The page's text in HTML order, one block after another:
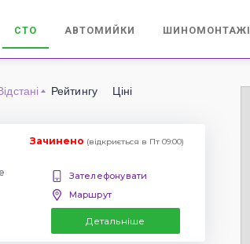
СТО АВТОМИЙКИ ШИНОМОНТАЖІ
Рейтингу Ціні
Зачинено (відкриється в Пт 09:00)
Зателефонувати
Маршрут
Детальніше